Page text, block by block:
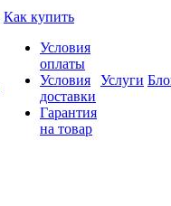
Как купить
Условия
оплаты
Условия
доставки
Гарантия
на товар
Услуги